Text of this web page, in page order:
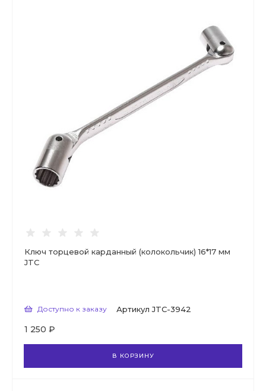
Ключ торцевой карданный (колокольчик) 16*17 мм
JTC
Доступно к заказу Артикул JTC-3942
1 250 ₽
В КОРЗИНУ